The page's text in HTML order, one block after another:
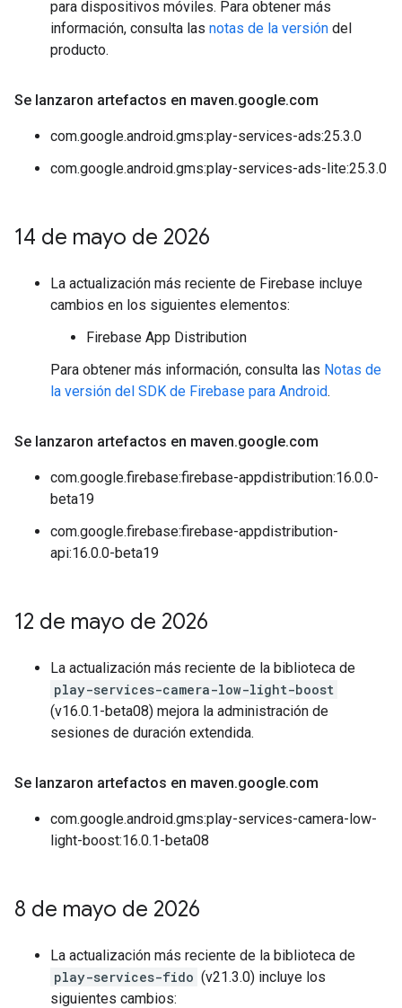
para dispositivos móviles. Para obtener más
información, consulta las notas de la versión del
producto.
Se lanzaron artefactos en maven.google.com
com.google.android.gms:play-services-ads:25.3.0
com.google.android.gms:play-services-ads-lite:25.3.0
14 de mayo de 2026
La actualización más reciente de Firebase incluye
cambios en los siguientes elementos:
Firebase App Distribution
Para obtener más información, consulta las Notas de
la versión del SDK de Firebase para Android.
Se lanzaron artefactos en maven.google.com
com.google.firebase:firebase-appdistribution:16.0.0-
beta19
com.google.firebase:firebase-appdistribution-
api:16.0.0-beta19
12 de mayo de 2026
La actualización más reciente de la biblioteca de
play-services-camera-low-light-boost
(v16.0.1-beta08) mejora la administración de
sesiones de duración extendida.
Se lanzaron artefactos en maven.google.com
com.google.android.gms:play-services-camera-low-
light-boost:16.0.1-beta08
8 de mayo de 2026
La actualización más reciente de la biblioteca de
play-services-fido (v21.3.0) incluye los
siguientes cambios: